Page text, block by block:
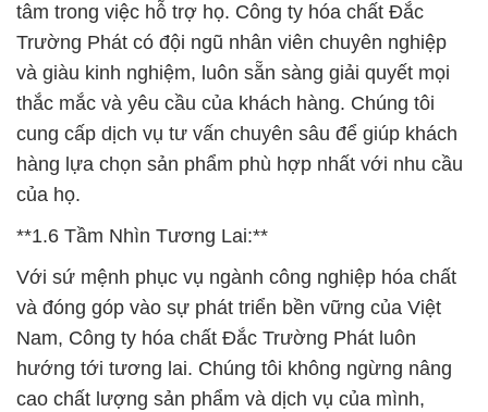
tâm trong việc hỗ trợ họ. Công ty hóa chất Đắc
Trường Phát có đội ngũ nhân viên chuyên nghiệp
và giàu kinh nghiệm, luôn sẵn sàng giải quyết mọi
thắc mắc và yêu cầu của khách hàng. Chúng tôi
cung cấp dịch vụ tư vấn chuyên sâu để giúp khách
hàng lựa chọn sản phẩm phù hợp nhất với nhu cầu
của họ.
**1.6 Tầm Nhìn Tương Lai:**
Với sứ mệnh phục vụ ngành công nghiệp hóa chất
và đóng góp vào sự phát triển bền vững của Việt
Nam, Công ty hóa chất Đắc Trường Phát luôn
hướng tới tương lai. Chúng tôi không ngừng nâng
cao chất lượng sản phẩm và dịch vụ của mình,